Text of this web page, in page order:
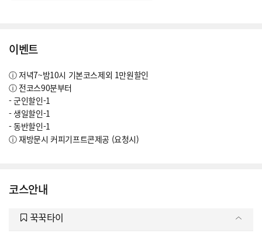
이벤트
ⓘ 저녁7~밤10시 기본코스제외 1만원할인
ⓘ 전코스90분부터
- 군인할인-1
- 생일할인-1
- 동반할인-1
ⓘ 재방문시 커피기프트콘제공 (요청시)
코스안내
꾹꾹타이